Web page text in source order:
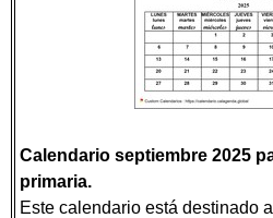
Calendario septiembre 2025
primaria.
Este calendario está destinado